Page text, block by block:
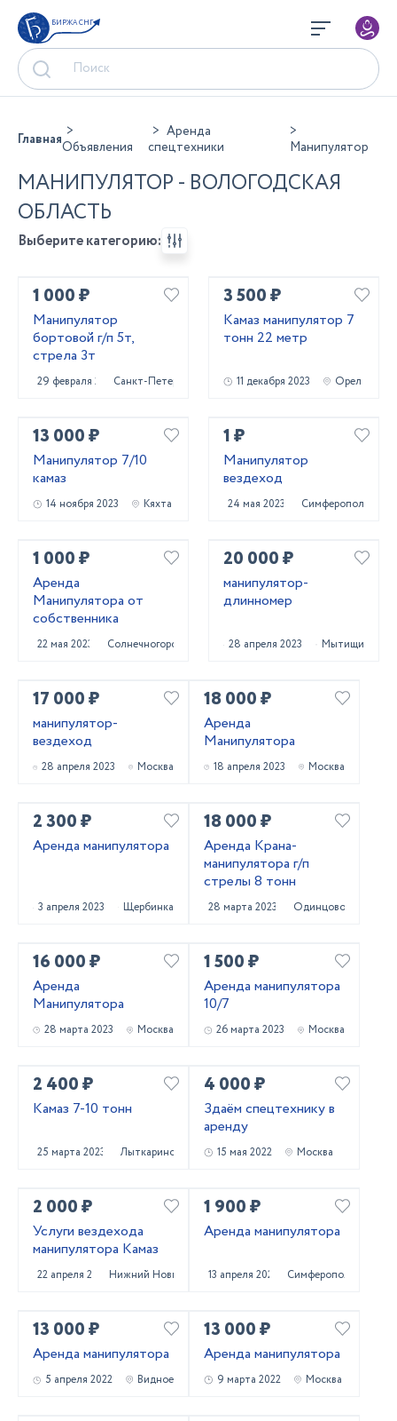
БИРЖА СНГ
ГлавнаяОбъявления
Аренда
спецтехники
Манипулятор
МАНИПУЛЯТОР - ВОЛОГОДСКАЯ
ОБЛАСТЬ
Выберите категорию:
1 000 ₽
Манипулятор
бортовой г/п 5т,
стрела 3т
29 февраля 2024Санкт-Петербург
3 500 ₽
Камаз манипулятор 7
тонн 22 метр
11 декабря 2023 Орел
13 000 ₽
Манипулятор 7/10
камаз
14 ноября 2023 Кяхта
1 ₽
Манипулятор
вездеход
24 мая 2023 Симферополь
1 000 ₽
Аренда
Манипулятора от
собственника
22 мая 2023 Солнечногорск
20 000 ₽
манипулятор-
длинномер
28 апреля 2023 Мытищи
17 000 ₽
манипулятор-
вездеход
28 апреля 2023 Москва
18 000 ₽
Аренда
Манипулятора
18 апреля 2023 Москва
2 300 ₽
Аренда манипулятора
3 апреля 2023 Щербинка
18 000 ₽
Аренда Крана-
манипулятора г/п
стрелы 8 тонн
28 марта 2023 Одинцово
16 000 ₽
Аренда
Манипулятора
28 марта 2023 Москва
1 500 ₽
Аренда манипулятора
10/7
26 марта 2023 Москва
2 400 ₽
Камаз 7-10 тонн
25 марта 2023 Лыткарино
4 000 ₽
Здаём спецтехнику в
аренду
15 мая 2022 Москва
2 000 ₽
Услуги вездехода
манипулятора Камаз
22 апреля 2022 Нижний Новгород
1 900 ₽
Аренда манипулятора
13 апреля 2022 Симферополь
13 000 ₽
Аренда манипулятора
5 апреля 2022 Видное
13 000 ₽
Аренда манипулятора
9 марта 2022 Москва